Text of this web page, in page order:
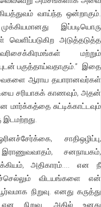
வாய்ந்த ஒன்றாகும்.
இப்படியொரு
அடுத்தடுத்த
மற்றும்
பகுத்தாய்வதாகும்.” இதை
ஆராய தயாரானவர்கள்
சரியாகக் காணவும், அதன்
சுட்டிக்காட்டவும்
இடமற்றது.
சாதிஒழிப்பு,
சனநாயகம்,
அதிகாரம்.... என நீ
விடயங்களை என்
நிறுவு. எனது கருத்து
நிறுவு. அதில் உனது